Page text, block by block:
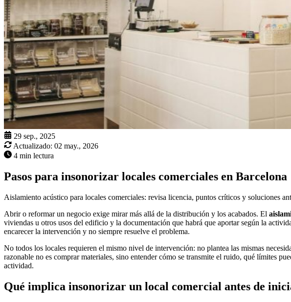
29 sep., 2025
Actualizado: 02 may., 2026
4 min lectura
Pasos para insonorizar locales comerciales en Barcelona
Aislamiento acústico para locales comerciales: revisa licencia, puntos críticos y soluciones
Abrir o reformar un negocio exige mirar más allá de la distribución y los acabados. El
viviendas u otros usos del edificio y la documentación que habrá que aportar según la
encarecer la intervención y no siempre resuelve el problema.
No todos los locales requieren el mismo nivel de intervención: no plantea las mismas
razonable no es comprar materiales, sino entender cómo se transmite el ruido, qué límites
actividad.
Qué implica insonorizar un local comercial antes de